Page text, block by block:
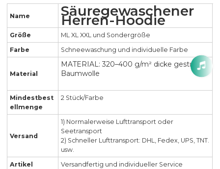
Name Säuregewaschener
Herren-Hoodie
Größe
ML XL XXL und Sondergröße
Farbe
Schneewaschung und individuelle Farbe
Material
MATERIAL: 320–400 g/m² dicke gestrickte
Baumwolle
Mindestbest
ellmenge
2 Stück/Farbe
Versand
1) Normalerweise Lufttransport oder
Seetransport
2) Schneller Lufttransport: DHL, Fedex, UPS, TNT.
usw.
Artikel
Versandfertig und individueller Service